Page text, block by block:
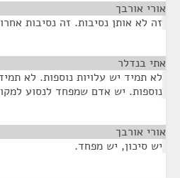
אורי אורבך
זה לא אותן נסיבות. זה נסיבות
אתי בנדלר
לא תמיד יש עלויות נוספות. לא
נוספות. יש אדם שמפחד לנסוע
אורי אורבך
יש סיכון, יש מפחד.